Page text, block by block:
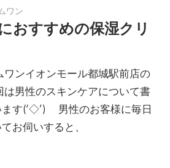
ワン
おすすめの保湿クリ
ワンイオンモール都城駅前店の
は男性のスキンケアについて書
す(‘◇’)ゞ 男性のお客様に毎日
お伺いすると、